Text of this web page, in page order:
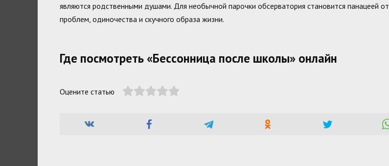
являются родственными душами. Для необычной парочки обсерватория становится панацеей от
проблем, одиночества и скучного образа жизни.
Где посмотреть «Бессонница после школы» онлайн
Оцените статью